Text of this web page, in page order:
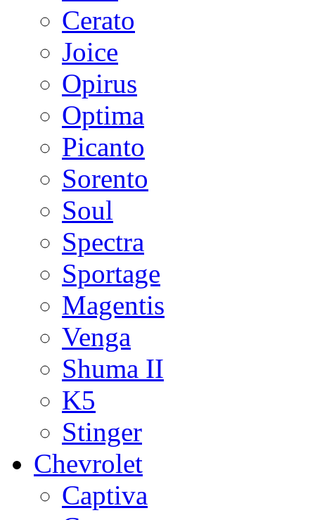
Cerato
Joice
Opirus
Optima
Picanto
Sorento
Soul
Spectra
Sportage
Magentis
Venga
Shuma II
K5
Stinger
Chevrolet
Captiva